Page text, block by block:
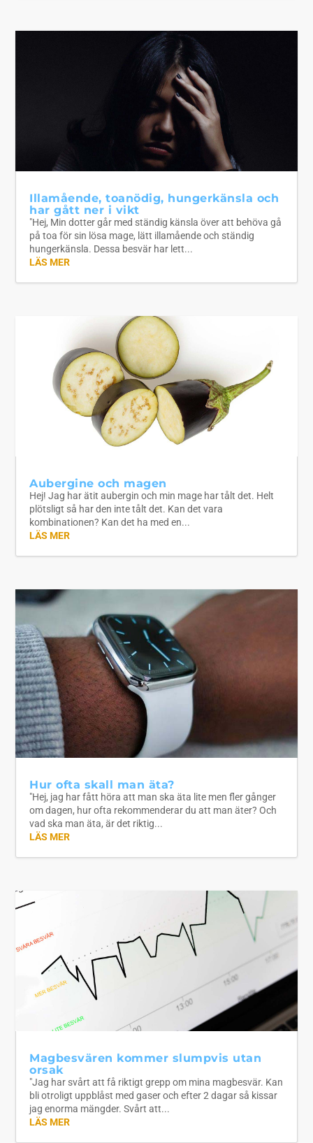
Illamående, toanödig, hungerkänsla och
har gått ner i vikt
"Hej, Min dotter går med ständig känsla över att behöva gå
på toa för sin lösa mage, lätt illamående och ständig
hungerkänsla. Dessa besvär har lett...
LÄS MER
Aubergine och magen
Hej! Jag har ätit aubergin och min mage har tålt det. Helt
plötsligt så har den inte tålt det. Kan det vara
kombinationen? Kan det ha med en...
LÄS MER
Hur ofta skall man äta?
"Hej, jag har fått höra att man ska äta lite men fler gånger
om dagen, hur ofta rekommenderar du att man äter? Och
vad ska man äta, är det riktig...
LÄS MER
Magbesvären kommer slumpvis utan
orsak
"Jag har svårt att få riktigt grepp om mina magbesvär. Kan
bli otroligt uppblåst med gaser och efter 2 dagar så kissar
jag enorma mängder. Svårt att...
LÄS MER